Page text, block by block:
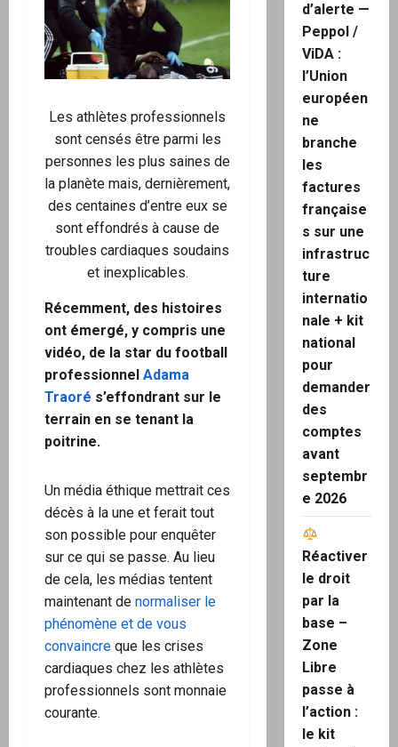
Les athlètes professionnels
sont censés être parmi les
personnes les plus saines de
la planète mais, dernièrement,
des centaines d’entre eux se
sont effondrés à cause de
troubles cardiaques soudains
et inexplicables.
Récemment, des histoires
ont émergé, y compris une
vidéo, de la star du football
professionnel Adama
Traoré s’effondrant sur le
terrain en se tenant la
poitrine.
Un média éthique mettrait ces
décès à la une et ferait tout
son possible pour enquêter
sur ce qui se passe. Au lieu
de cela, les médias tentent
maintenant de normaliser le
phénomène et de vous
convaincre que les crises
cardiaques chez les athlètes
professionnels sont monnaie
courante.
d’alerte —
Peppol /
ViDA :
l’Union
européen
ne
branche
les
factures
française
s sur une
infrastruc
ture
internatio
nale + kit
national
pour
demander
des
comptes
avant
septembr
e 2026
Réactiver
le droit
par la
base –
Zone
Libre
passe à
l’action :
le kit